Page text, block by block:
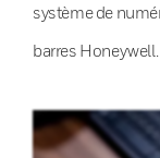
système de
barres Honeywell.